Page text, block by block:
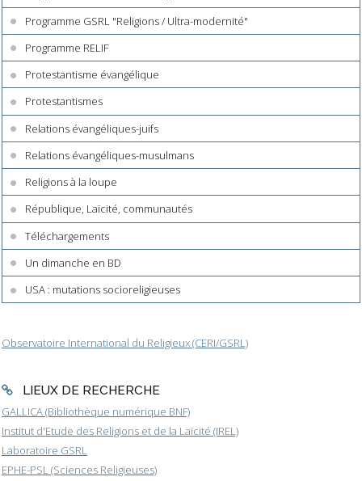
Programme GSRL "Religions / Ultra-modernité"
Programme RELIF
Protestantisme évangélique
Protestantismes
Relations évangéliques-juifs
Relations évangéliques-musulmans
Religions à la loupe
République, Laïcité, communautés
Téléchargements
Un dimanche en BD
USA : mutations socioreligieuses
Observatoire International du Religieux (CERI/GSRL)
LIEUX DE RECHERCHE
GALLICA (Bibliothèque numérique BNF)
Institut d'Etude des Religions et de la Laïcité (IREL)
Laboratoire GSRL
EPHE-PSL (Sciences Religieuses)